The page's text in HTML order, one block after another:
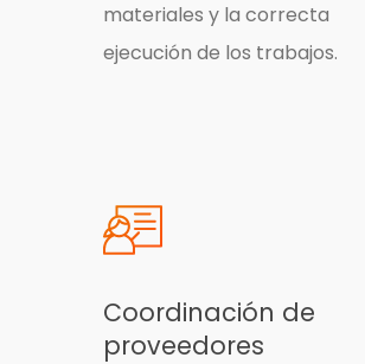
materiales y la correcta
ejecución de los trabajos.
Coordinación de
proveedores